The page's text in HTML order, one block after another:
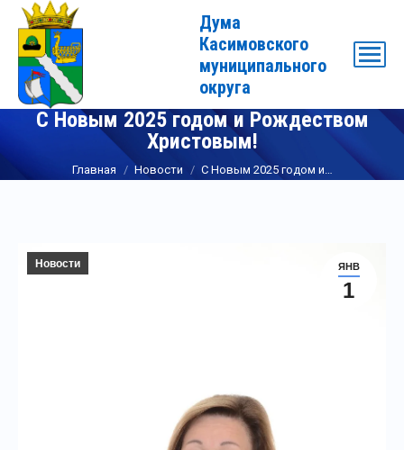
Дума
Касимовского
муниципального
округа
С Новым 2025 годом и Рождеством
Христовым!
Вы здесь:
Главная Новости С Новым 2025 годом и…
ЯНВ
1
Новости